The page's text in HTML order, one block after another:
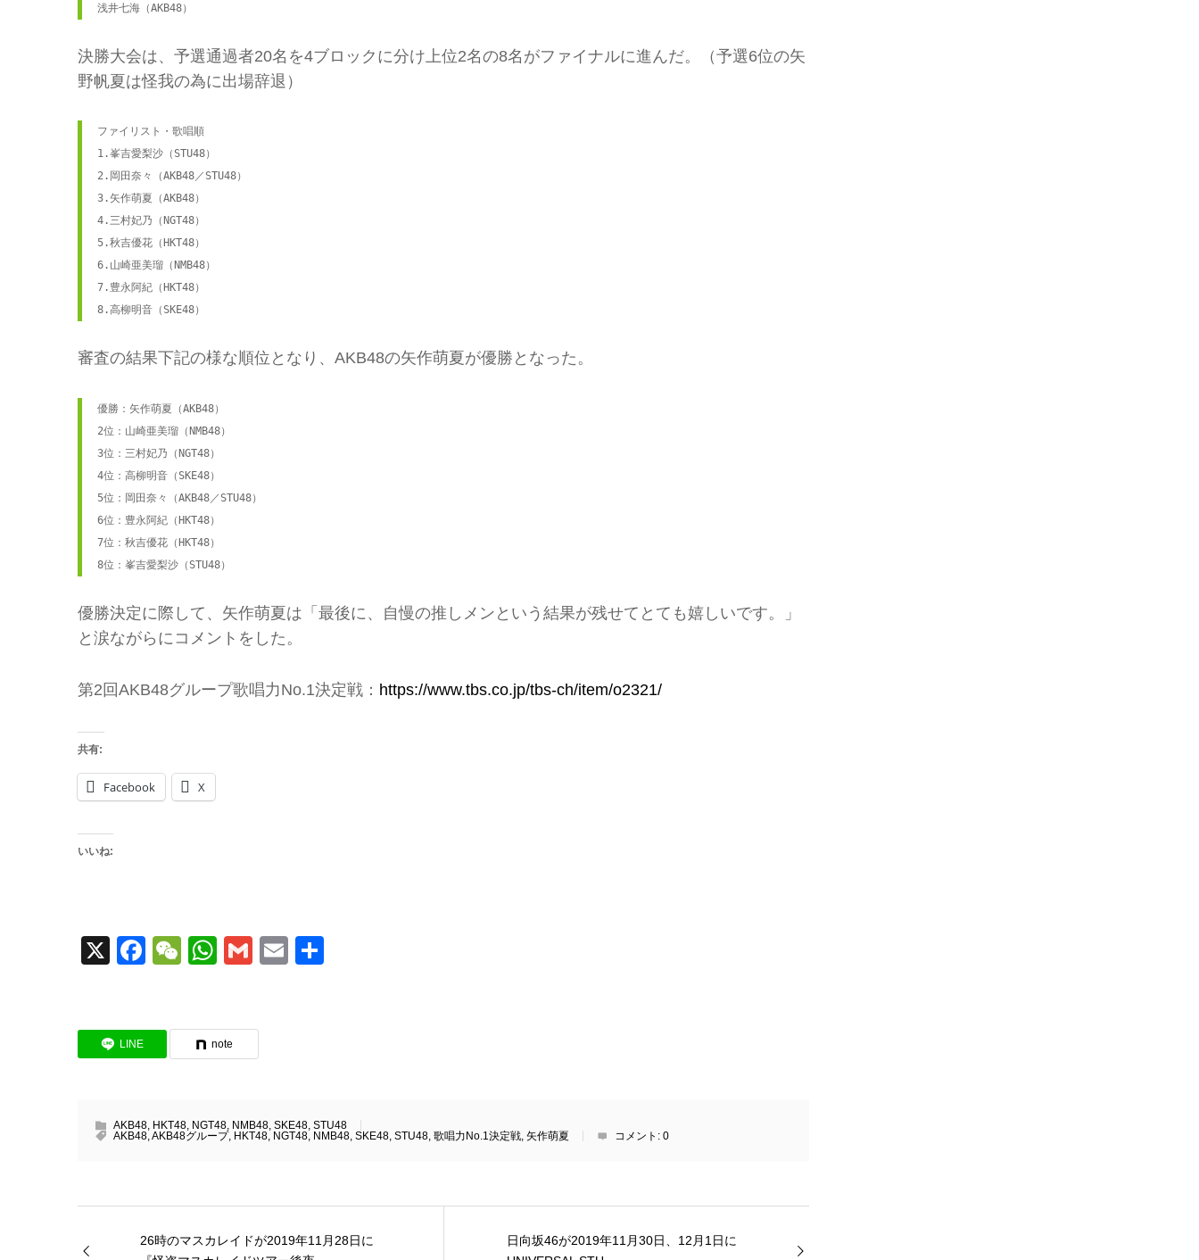
浅井七海（AKB48）
決勝大会は、予選通過者20名を4ブロックに分け上位2名の8名がファイナルに進んだ。（予選6位の矢
野帆夏は怪我の為に出場辞退）
ファイリスト・歌唱順
1.峯吉愛梨沙（STU48）
2.岡田奈々（AKB48／STU48）
3.矢作萌夏（AKB48）
4.三村妃乃（NGT48）
5.秋吉優花（HKT48）
6.山崎亜美瑠（NMB48）
7.豊永阿紀（HKT48）
8.高柳明音（SKE48）
審査の結果下記の様な順位となり、AKB48の矢作萌夏が優勝となった。
優勝：矢作萌夏（AKB48）
2位：山崎亜美瑠（NMB48）
3位：三村妃乃（NGT48）
4位：高柳明音（SKE48）
5位：岡田奈々（AKB48／STU48）
6位：豊永阿紀（HKT48）
7位：秋吉優花（HKT48）
8位：峯吉愛梨沙（STU48）
優勝決定に際して、矢作萌夏は「最後に、自慢の推しメンという結果が残せてとても嬉しいです。」
と涙ながらにコメントをした。
第2回AKB48グループ歌唱力No.1決定戦： https://www.tbs.co.jp/tbs-ch/item/o2321/
共有:
Facebook X
いいね:
X Facebook
WeChat
WhatsApp
GmailEmail
LINE note
AKB48, HKT48, NGT48, NMB48, SKE48, STU48
AKB48,AKB48グループ, HKT48, NGT48, NMB48, SKE48, STU48, 歌唱力No.1決定戦, 矢作萌夏 コメント: 0
26時のマスカレイドが2019年11月28日に
日向坂46が2019年11月30日、12月1日に